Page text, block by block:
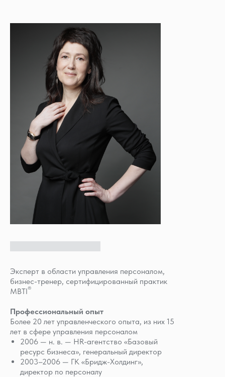
Эксперт в области управления персоналом,
бизнес-тренер, сертифицированный практик
MBTI®
Профессиональный опыт
Более 20 лет управленческого опыта, из них 15
лет в сфере управления персоналом
2006 — н. в. — HR-агентство «Базовый
ресурс бизнеса», генеральный директор
2003–2006 — ГК «Бридж-Холдинг»,
директор по персоналу